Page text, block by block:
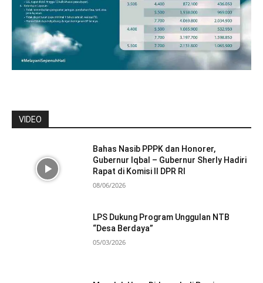
VIDEO
Bahas Nasib PPPK dan Honorer,
Gubernur Iqbal – Gubernur Sherly Hadiri
Rapat di Komisi II DPR RI
08/06/2026
LPS Dukung Program Unggulan NTB
“Desa Berdaya”
05/03/2026